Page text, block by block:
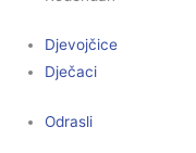
Djevojčice
Dječaci
Odrasli